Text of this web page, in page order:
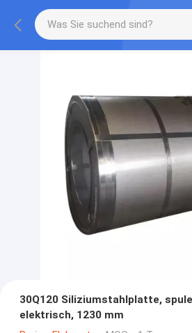
30Q120 Siliziumstahlplatte,
elektrisch, 1230 mm